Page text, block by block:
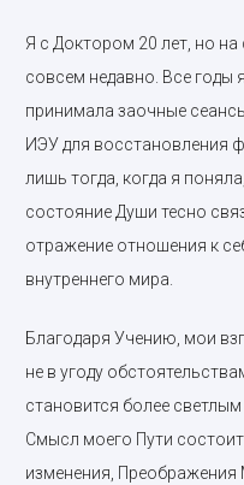
Я с Доктором 20 лет, но
совсем недавно. Все годы
принимала заочные
ИЭУ для восстановления
лишь тогда, когда я
состояние Души тесно
отражение отношения к
внутреннего мира.
Благодаря Учению, мои
не в угоду
становится более
Смысл моего Пути
изменения,